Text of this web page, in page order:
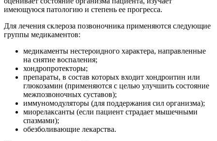
имеющуюся патологию и степень ее прогресса.
Для лечения склероза позвоночника применяются следующие
группы медикаментов:
медикаменты нестероидного характера, направленные
на снятие воспаления;
хондропротекторы;
препараты, в состав которых входит хондроитин или
глюкозамин (применяются с целью улучшить состояние
межпозвоночных суставов);
иммуномодуляторы (для поддержания сил организма);
миорелаксанты (если пациент страдает мышечными
спазмами);
обезболивающие лекарства.